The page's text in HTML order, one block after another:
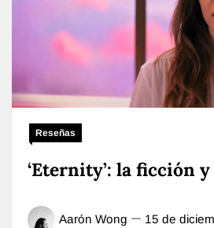
Reseñas
‘Eternity’: la ficción
Aarón Wong 15 de